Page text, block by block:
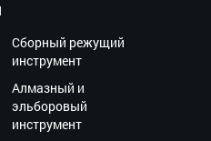
Сборный режущий
инструмент
Алмазный и
эльборовый
инструмент